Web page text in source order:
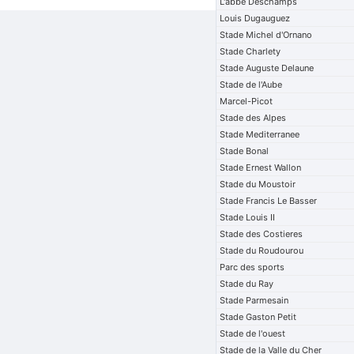
Louis Dugauguez
Stade Michel d'Ornano
Stade Charlety
Stade Auguste Delaune
Stade de l'Aube
Marcel-Picot
Stade des Alpes
Stade Mediterranee
Stade Bonal
Stade Ernest Wallon
Stade du Moustoir
Stade Francis Le Basser
Stade Louis II
Stade des Costieres
Stade du Roudourou
Parc des sports
Stade du Ray
Stade Parmesain
Stade Gaston Petit
Stade de l'ouest
Stade de la Valle du Cher